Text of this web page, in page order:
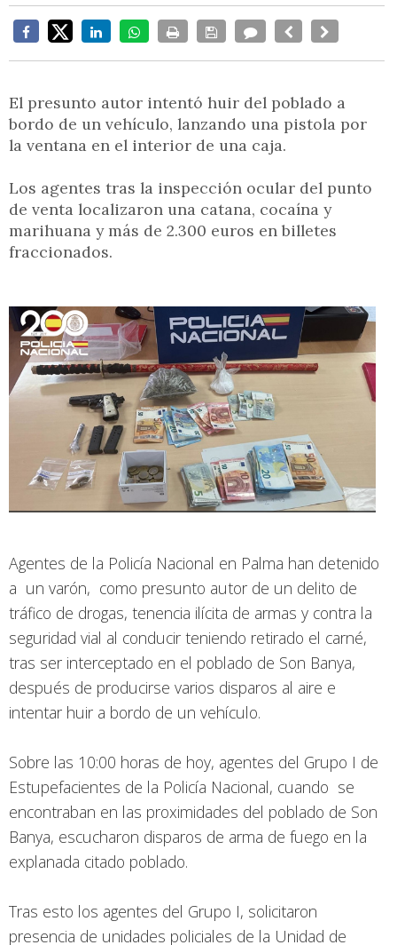
El presunto autor intentó huir del poblado a
bordo de un vehículo, lanzando una pistola por
la ventana en el interior de una caja.
Los agentes tras la inspección ocular del punto
de venta localizaron una catana, cocaína y
marihuana y más de 2.300 euros en billetes
fraccionados.
Agentes de la Policía Nacional en Palma han detenido
a un varón, como presunto autor de un delito de
tráfico de drogas, tenencia ilícita de armas y contra la
seguridad vial al conducir teniendo retirado el carné,
tras ser interceptado en el poblado de Son Banya,
después de producirse varios disparos al aire e
intentar huir a bordo de un vehículo.
Sobre las 10:00 horas de hoy, agentes del Grupo I de
Estupefacientes de la Policía Nacional, cuando se
encontraban en las proximidades del poblado de Son
Banya, escucharon disparos de arma de fuego en la
explanada citado poblado.
Tras esto los agentes del Grupo I, solicitaron
presencia de unidades policiales de la Unidad de